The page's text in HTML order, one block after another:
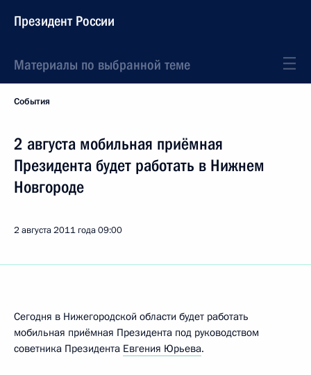
Президент России
Материалы по выбранной теме
События
2 августа мобильная приёмная
Президента будет работать в Нижнем
Новгороде
2 августа 2011 года09:00
Сегодня в Нижегородской области будет работать
мобильная приёмная Президента под руководством
советника Президента Евгения Юрьева.